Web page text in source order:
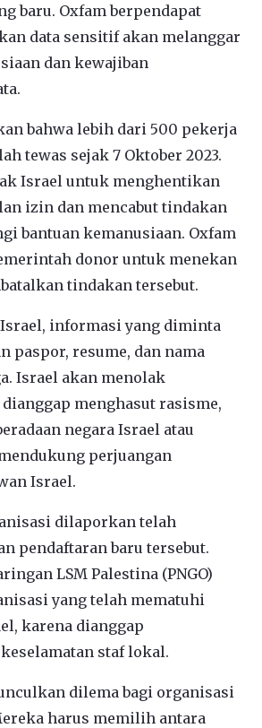
baru. Oxfam berpendapat
data sensitif akan melanggar
dan kewajiban
bahwa lebih dari 500 pekerja
tewas sejak 7 Oktober 2023.
Israel untuk menghentikan
izin dan mencabut tindakan
bantuan kemanusiaan. Oxfam
donor untuk menekan
tindakan tersebut.
informasi yang diminta
paspor, resume, dan nama
Israel akan menolak
menghasut rasisme,
negara Israel atau
perjuangan
Israel.
dilaporkan telah
pendaftaran baru tersebut.
LSM Palestina (PNGO)
yang telah mematuhi
karena dianggap
staf lokal.
dilema bagi organisasi
harus memilih antara